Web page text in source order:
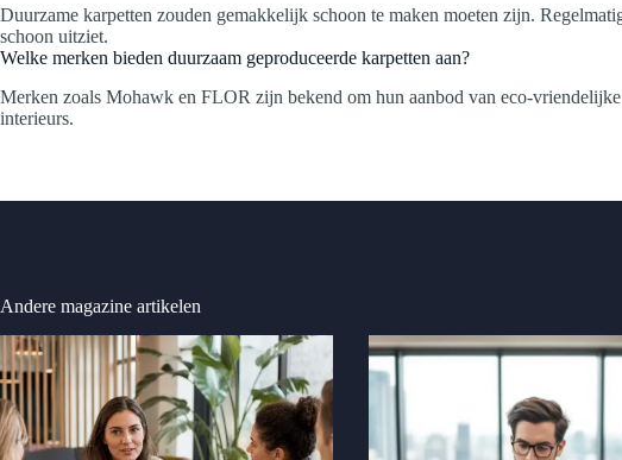
Duurzame karpetten zouden gemakkelijk schoon te maken moeten zijn.
schoon uitziet.
Welke merken bieden duurzaam geproduceerde karpetten aan?
Merken zoals Mohawk en FLOR zijn bekend om hun aanbod van eco-
interieurs.
Andere magazine artikelen